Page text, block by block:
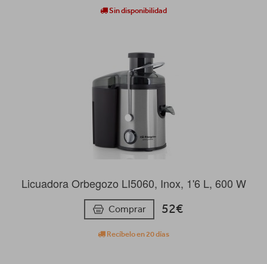
Sin disponibilidad
Licuadora Orbegozo LI5060, Inox, 1'6 L, 600 W
Comprar 52€
Recíbelo en 20 días